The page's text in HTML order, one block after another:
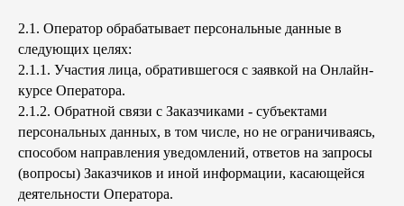
2.1. Оператор обрабатывает персональные данные в
следующих целях:
2.1.1. Участия лица, обратившегося с заявкой на Онлайн-
курсе Оператора.
2.1.2. Обратной связи с Заказчиками - субъектами
персональных данных, в том числе, но не ограничиваясь,
способом направления уведомлений, ответов на запросы
(вопросы) Заказчиков и иной информации, касающейся
деятельности Оператора.